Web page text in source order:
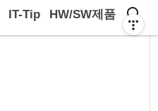
IT-Tip HW/SW제품